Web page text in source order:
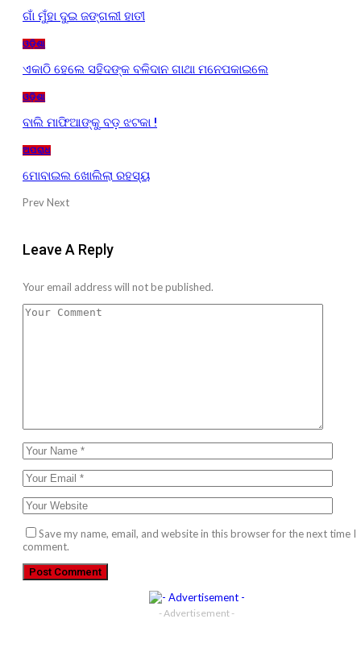
ଗାଁ ମୁଁହା ଦୁଇ ଜଙ୍ଗଲୀ ହାତୀ
ଓଡ଼ିଶା
ଏକାଠି ହେଲେ ସହିଦଙ୍କ ବଳିଦାନ ଗାଥା ମନେପକାଇଲେ
ଓଡ଼ିଶା
ବାଲି ମାଫିଆଙ୍କୁ ବଡ଼ ଝଟକା !
ଅପରାଧ
ମୋବାଇଲ ଖୋଲିଲା ରହସ୍ୟ
PrevNext
Leave A Reply
Your email address will not be published.
Save my name, email, and website in this browser for the next time I
comment.
- Advertisement -